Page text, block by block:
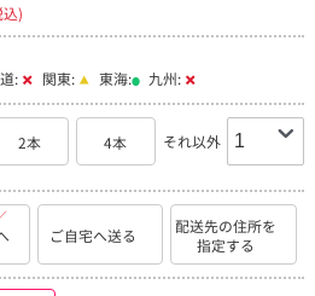
)
: 関東: 東海: 九州:
2本 4本 それ以外
ご自宅へ送る
配送先の住所を
指定する